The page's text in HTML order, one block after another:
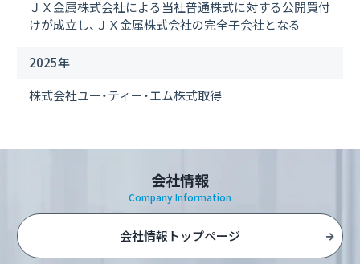
ＪＸ金属株式会社による当社普通株式に対する公開買付
けが成立し、ＪＸ金属株式会社の完全子会社となる
2025年
株式会社ユー・ティー・エム株式取得
会社情報
Company Information
会社情報トップページ